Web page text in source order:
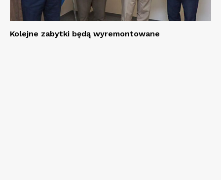
Kolejne zabytki będą wyremontowane